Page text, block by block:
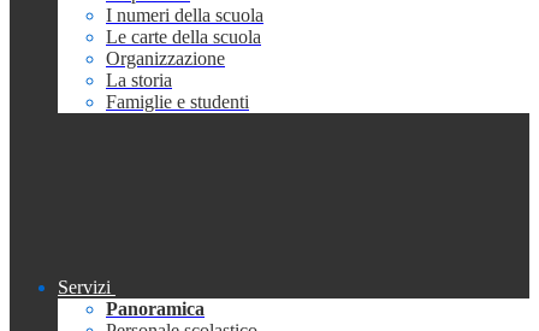
I numeri della scuola
Le carte della scuola
Organizzazione
La storia
Famiglie e studenti
Servizi
Panoramica